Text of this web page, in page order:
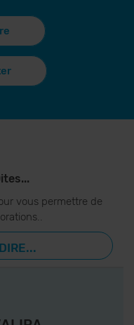
vous permettre de